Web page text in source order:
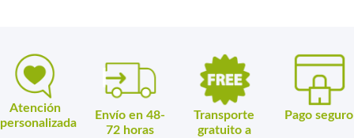
Atención
personalizada
Envío en 48-
72 horas
Transporte
gratuito a
Pago seguro